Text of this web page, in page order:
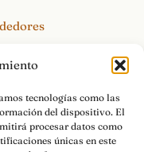
tecnologías como las
del dispositivo. El
procesar datos como
únicas en este
→